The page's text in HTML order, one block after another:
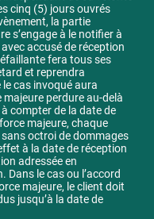
cinq (5) jours ouvrés
la partie
s’engage à le notifier à
accusé de réception
fera tous ses
et reprendra
le cas invoqué aura
perdure au-delà
compter de la date de
majeure, chaque
sans octroi de dommages
à la date de réception
adressée en
Dans le cas ou l’accord
majeure, le client doit
jusqu’à la date de